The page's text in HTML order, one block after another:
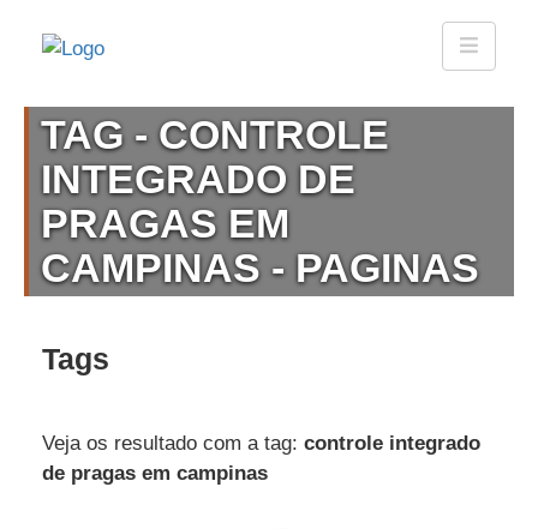
TAG - CONTROLE
INTEGRADO DE
PRAGAS EM
CAMPINAS - PAGINAS
Tags
Veja os resultado com a tag: controle integrado
de pragas em campinas